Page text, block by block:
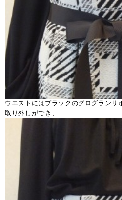
ウエストにはブラックのグログランリ
取り外しができ、